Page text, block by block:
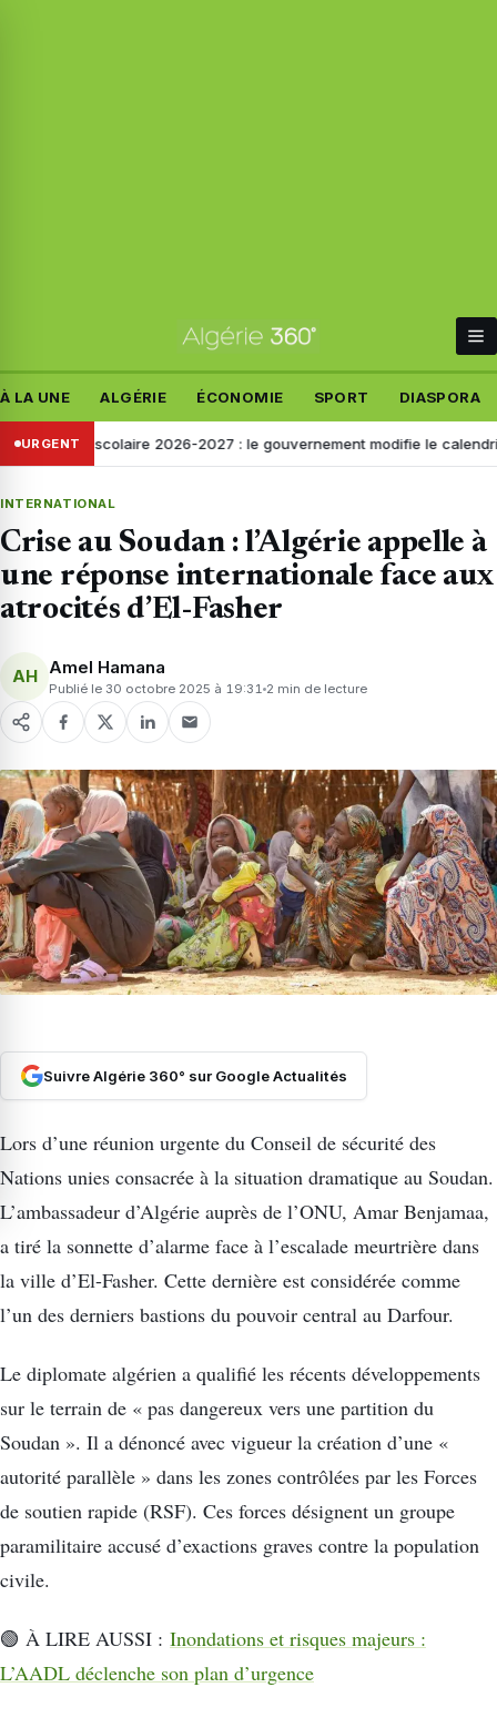
À LA UNE ALGÉRIE ÉCONOMIE SPORT DIASPORA
URGENT
scolaire 2026-2027 : le gouvernement modifie le calendrier,
INTERNATIONAL
Crise au Soudan : l’Algérie appelle à
une réponse internationale face aux
atrocités d’El-Fasher
AH Amel Hamana
Publié le 30 octobre 2025 à 19:31 2 min de lecture
Suivre Algérie 360° sur Google Actualités
Lors d’une réunion urgente du Conseil de sécurité des
Nations unies consacrée à la situation dramatique au Soudan.
L’ambassadeur d’Algérie auprès de l’ONU, Amar Benjamaa,
a tiré la sonnette d’alarme face à l’escalade meurtrière dans
la ville d’El-Fasher. Cette dernière est considérée comme
l’un des derniers bastions du pouvoir central au Darfour.
Le diplomate algérien a qualifié les récents développements
sur le terrain de « pas dangereux vers une partition du
Soudan ». Il a dénoncé avec vigueur la création d’une «
autorité parallèle » dans les zones contrôlées par les Forces
de soutien rapide (RSF). Ces forces désignent un groupe
paramilitaire accusé d’exactions graves contre la population
civile.
🟢 À LIRE AUSSI : Inondations et risques majeurs :
L’AADL déclenche son plan d’urgence